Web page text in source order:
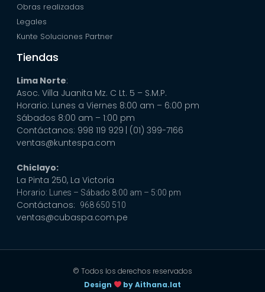
Obras realizadas
Legales
Kunte Soluciones Partner
Tiendas
Lima Norte:
Asoc. Villa Juanita Mz. C Lt. 5 – S.M.P.
Horario: Lunes a Viernes 8:00 am – 6:00 pm
Sábados 8:00 am – 1:00 pm
Contáctanos: 998 119 929 | (01) 399-7166
ventas@kuntespa.com
Chiclayo:
La Pinta 250, La Victoria
Horario: Lunes – Sábado 8:00 am – 5:00 pm
Contáctanos: 968 650 510
ventas@cubaspa.com.pe
© Todos los derechos reservados
Design
by Aithana.lat